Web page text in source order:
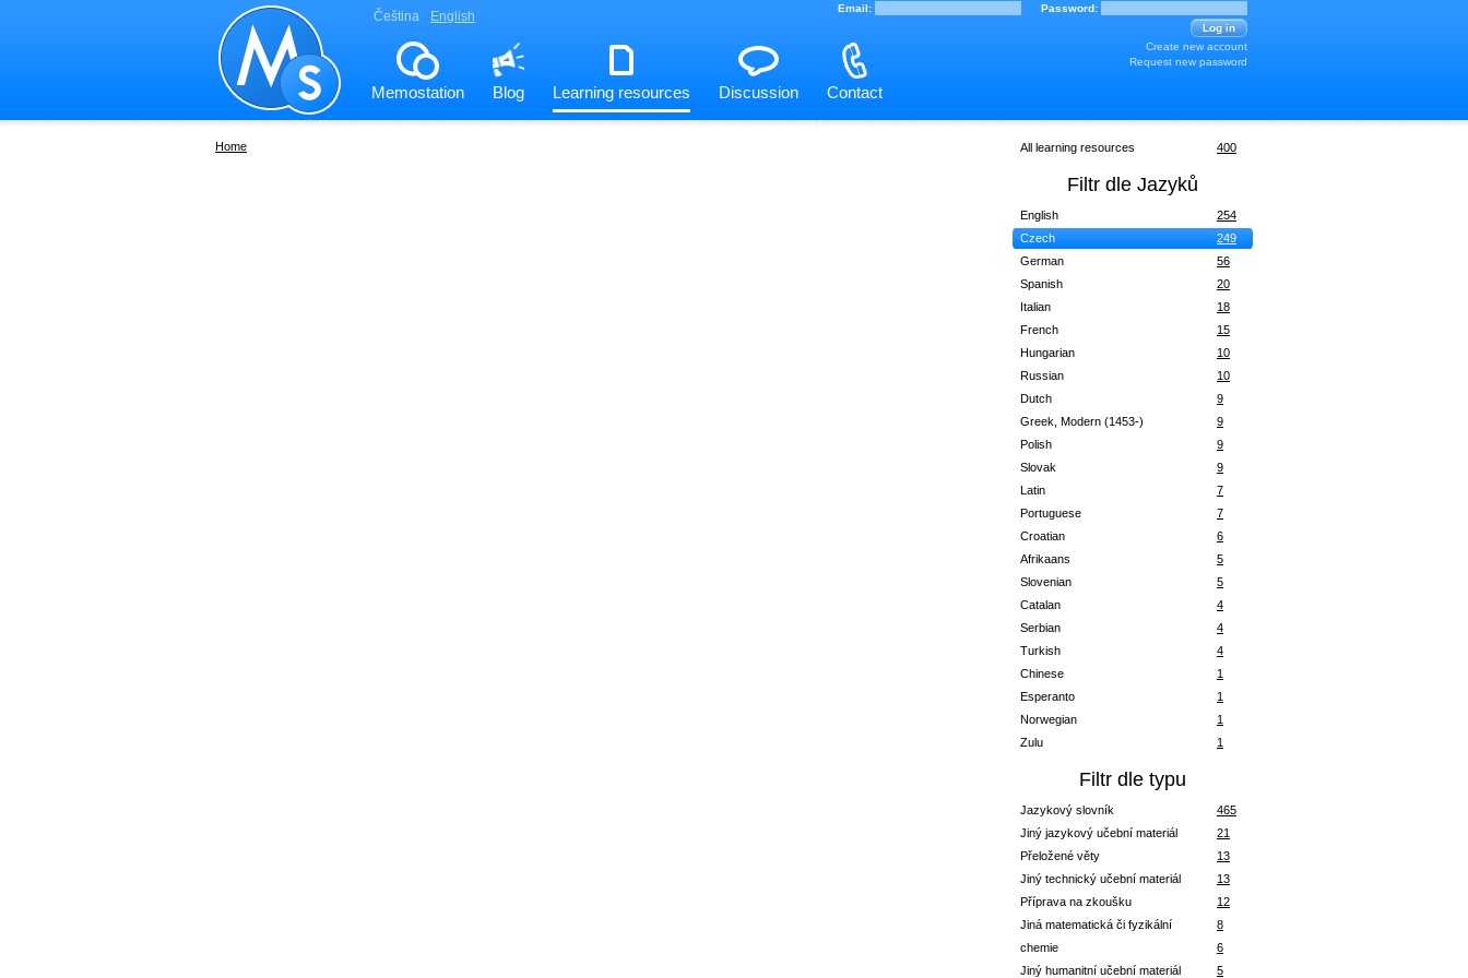
Čeština English
Memostation Blog Learning resources Discussion Contact
Home All learning resources 400
Filtr dle Jazyků
English
254
Czech
249
German
56
Spanish
20
Italian
18
French
15
Hungarian
10
Russian
10
Dutch
9
Greek, Modern (1453-)
9
Polish
9
Slovak
9
Latin
7
Portuguese
7
Croatian
6
Afrikaans
5
Slovenian
5
Catalan
4
Serbian
4
Turkish
4
Chinese
1
Esperanto
1
Norwegian
1
Zulu
1
Filtr dle typu
Jazykový slovník
465
Jiný jazykový učební materiál
21
Přeložené věty
13
Jiný technický učební materiál
13
Příprava na zkoušku
12
Jiná matematická či fyzikální
8
chemie
6
Jiný humanitní učební materiál
5